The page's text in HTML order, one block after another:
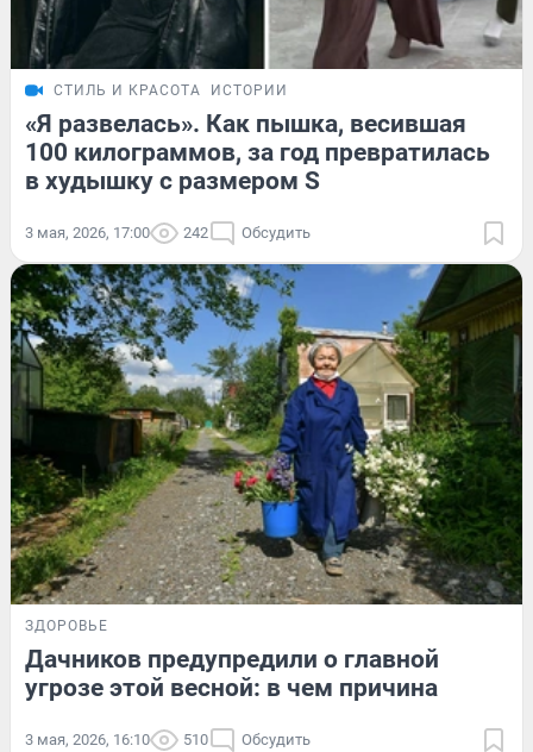
СТИЛЬ И КРАСОТА ИСТОРИИ
«Я развелась». Как пышка, весившая
100 килограммов, за год превратилась
в худышку с размером S
3 мая, 2026, 17:00 242 Обсудить
ЗДОРОВЬЕ
Дачников предупредили о главной
угрозе этой весной: в чем причина
3 мая, 2026, 16:10 510 Обсудить